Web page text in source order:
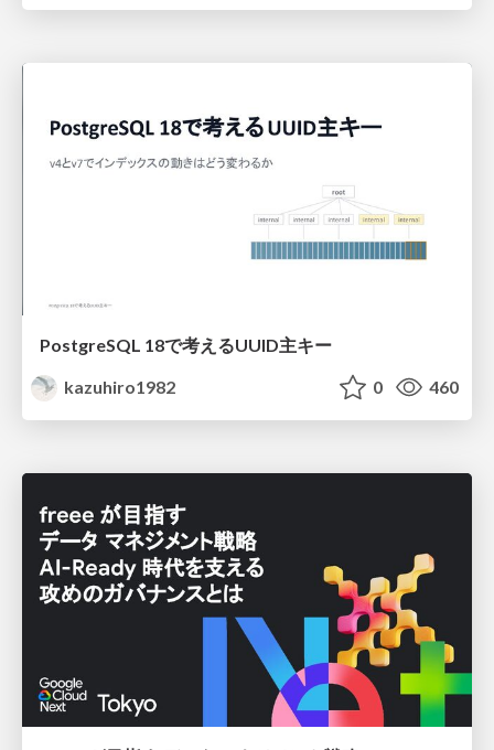
PostgreSQL 18で考えるUUID主キー
kazuhiro1982
0 460